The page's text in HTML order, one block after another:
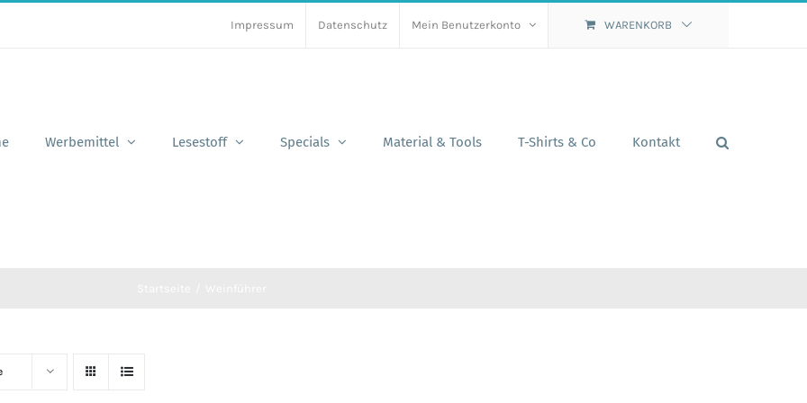
Impressum Datenschutz Mein Benutzerkonto WARENKORB
Werbemittel Lesestoff Specials Material & Tools T-Shirts & Co Kontakt